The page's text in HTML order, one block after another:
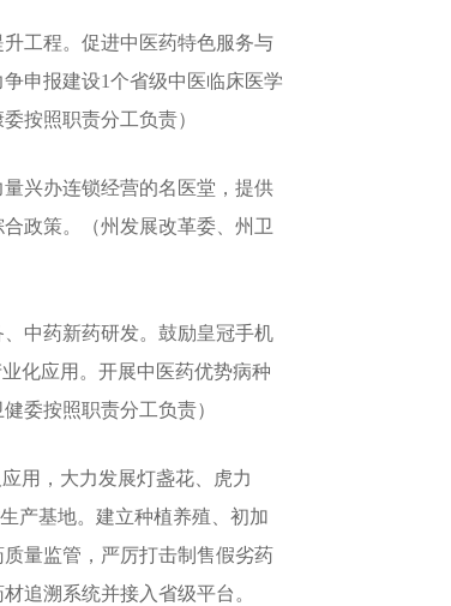
工程。促进中医药特色服务与
申报建设1个省级中医临床医学
按照职责分工负责）
兴办连锁经营的名医堂，提供
政策。（州发展改革委、州卫
中药新药研发。鼓励皇冠手机
化应用。开展中医药优势病种
委按照职责分工负责）
用，大力发展灯盏花、虎力
产基地。建立种植养殖、初加
量监管，严厉打击制售假劣药
追溯系统并接入省级平台。